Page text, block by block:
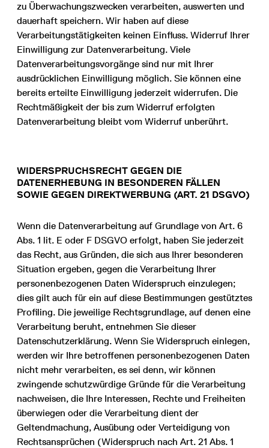
zu Überwachungszwecken verarbeiten, auswerten und
dauerhaft speichern. Wir haben auf diese
Verarbeitungstätigkeiten keinen Einfluss. Widerruf Ihrer
Einwilligung zur Datenverarbeitung. Viele
Datenverarbeitungsvorgänge sind nur mit Ihrer
ausdrücklichen Einwilligung möglich. Sie können eine
bereits erteilte Einwilligung jederzeit widerrufen. Die
Rechtmäßigkeit der bis zum Widerruf erfolgten
Datenverarbeitung bleibt vom Widerruf unberührt.
WIDERSPRUCHSRECHT GEGEN DIE
DATENERHEBUNG IN BESONDEREN FÄLLEN
SOWIE GEGEN DIREKTWERBUNG (ART. 21 DSGVO)
Wenn die Datenverarbeitung auf Grundlage von Art. 6
Abs. 1 lit. E oder F DSGVO erfolgt, haben Sie jederzeit
das Recht, aus Gründen, die sich aus Ihrer besonderen
Situation ergeben, gegen die Verarbeitung Ihrer
personenbezogenen Daten Widerspruch einzulegen;
dies gilt auch für ein auf diese Bestimmungen gestütztes
Profiling. Die jeweilige Rechtsgrundlage, auf denen eine
Verarbeitung beruht, entnehmen Sie dieser
Datenschutzerklärung. Wenn Sie Widerspruch einlegen,
werden wir Ihre betroffenen personenbezogenen Daten
nicht mehr verarbeiten, es sei denn, wir können
zwingende schutzwürdige Gründe für die Verarbeitung
nachweisen, die Ihre Interessen, Rechte und Freiheiten
überwiegen oder die Verarbeitung dient der
Geltendmachung, Ausübung oder Verteidigung von
Rechtsansprüchen (Widerspruch nach Art. 21 Abs. 1